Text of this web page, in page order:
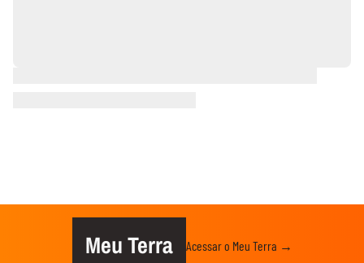
Meu Terra Acessar o Meu Terra →